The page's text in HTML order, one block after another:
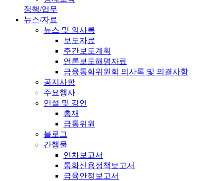
정책/업무
뉴스/자료
뉴스 및 의사록
보도자료
주간보도계획
언론보도해명자료
금융통화위원회 의사록 및 의결사항
공지사항
주요행사
연설 및 강연
총재
금통위원
블로그
간행물
연차보고서
통화신용정책보고서
금융안정보고서